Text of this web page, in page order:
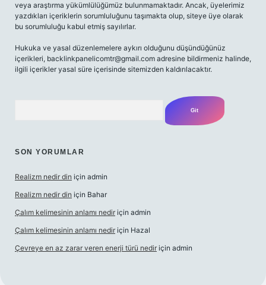
veya araştırma yükümlülüğümüz bulunmamaktadır. Ancak, üyelerimiz
yazdıkları içeriklerin sorumluluğunu taşımakta olup, siteye üye olarak
bu sorumluluğu kabul etmiş sayılırlar.
Hukuka ve yasal düzenlemelere aykırı olduğunu düşündüğünüz
içerikleri, backlinkpanelicomtr@gmail.com adresine bildirmeniz halinde,
ilgili içerikler yasal süre içerisinde sitemizden kaldırılacaktır.
SON YORUMLAR
Realizm nedir din için admin
Realizm nedir din için Bahar
Çalım kelimesinin anlamı nedir için admin
Çalım kelimesinin anlamı nedir için Hazal
Çevreye en az zarar veren enerji türü nedir için admin